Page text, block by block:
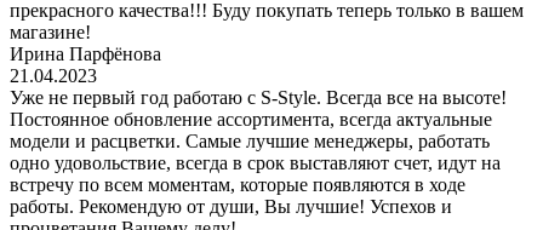
прекрасного качества!!! Буду покупать теперь только в вашем
магазине!
Ирина Парфёнова
21.04.2023
Уже не первый год работаю с S-Style. Всегда все на высоте!
Постоянное обновление ассортимента, всегда актуальные
модели и расцветки. Самые лучшие менеджеры, работать
одно удовольствие, всегда в срок выставляют счет, идут на
встречу по всем моментам, которые появляются в ходе
работы. Рекомендую от души, Вы лучшие! Успехов и